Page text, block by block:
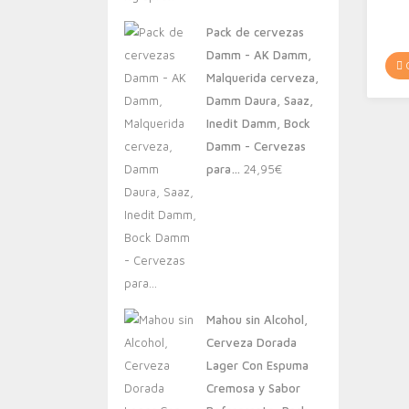
era:
20,00€.
es:
13,88€.
Pack de cervezas
Damm - AK Damm,
Malquerida cerveza,
Damm Daura, Saaz,
Inedit Damm, Bock
Damm - Cervezas
para… 24,95€
Mahou sin Alcohol,
Cerveza Dorada
Lager Con Espuma
Cremosa y Sabor